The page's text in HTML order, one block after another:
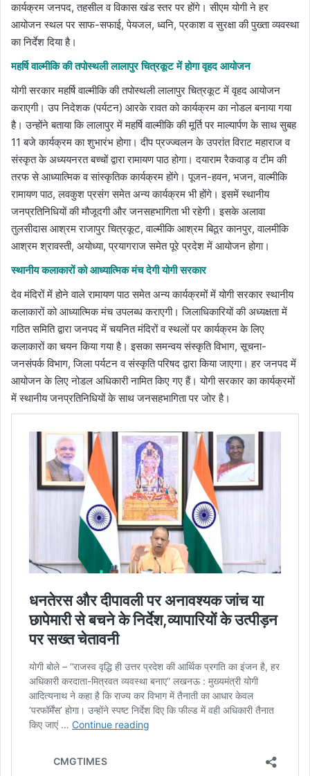
कार्यक्रम जनपद, तहसील व विकास खंड स्तर पर होंगे। सीएम योगी ने हर
आयोजन स्थल पर साफ-सफाई, पेयजल, ध्वनि, प्रकाश व सुरक्षा की पुख्ता व्यवस्था
का निर्देश दिया है।
महर्षि वाल्मीकि की तपोस्थली लालापुर चित्रकूट में होगा वृहद आयोजन
योगी सरकार महर्षि वाल्मीकि की तपोस्थली लालापुर चित्रकूट में वृहद आयोजन
कराएगी। उप निदेशक (पर्यटन) आरके रावत को कार्यक्रम का नोडल बनाया गया
है। उन्होंने बताया कि लालापुर में महर्षि वाल्मीकि की मूर्ति पर माल्यार्पण के साथ सुबह
11 बजे कार्यक्रम का शुभारंभ होगा। दीप प्रज्ज्वलन के उपरांत विराट महाराज व
संस्कृत के अध्ययनरत बच्चों द्वारा रामायण पाठ होगा। दयाराम रैकवाड़ व टीम की
तरफ से आध्यात्मिक व सांस्कृतिक कार्यक्रम होंगे। पूजन-हवन, भजन, वाल्मीकि
रामायण पाठ, लवकुश प्रसंग समेत अन्य कार्यक्रम भी होंगे। इसमें स्थानीय
जनप्रतिनिधियों की मौजूदगी और जनसहभागिता भी रहेगी। इसके अलावा
तुलसीदास आश्रम राजापुर चित्रकूट, वाल्मीकि आश्रम बिठूर कानपुर, वालमीकि
आश्रम श्रावस्ती, अयोध्या, प्रयागराज समेत पूरे प्रदेश में आयोजन होगा।
स्थानीय कलाकारों को आध्यात्मिक मंच देगी योगी सरकार
देव मंदिरों में होने वाले रामायण पाठ समेत अन्य कार्यक्रमों में योगी सरकार स्थानीय
कलाकारों को आध्यात्मिक मंच उपलब्ध कराएगी। जिलाधिकारियों की अध्यक्षता में
गठित समिति द्वारा जनपद में चयनित मंदिरों व स्थलों पर कार्यक्रम के लिए
कलाकारों का चयन किया गया है। इसका समन्वय संस्कृति विभाग, सूचना-
जनसंपर्क विभाग, जिला पर्यटन व संस्कृति परिषद द्वारा किया जाएगा। हर जनपद में
आयोजन के लिए नोडल अधिकारी नामित किए गए हैं। योगी सरकार का कार्यक्रमों
में स्थानीय जनप्रतिनिधियों के साथ जनसहभागिता पर जोर है।